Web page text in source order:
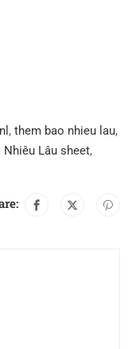
, them bao nhieu lau,
Nhiêu Lâu sheet,